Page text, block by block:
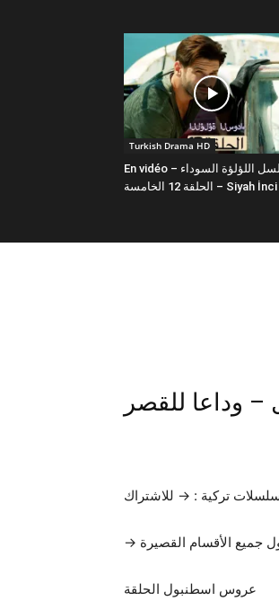
Turkish Drama HD
En vidéo – مسلسل اللؤلؤة السوداء
الحلقة 12 الخامسة – Siyah İnci
تركية : → للاشتراك
جميع الأقسام القصيرة
عروس اسطنبول الحلقة